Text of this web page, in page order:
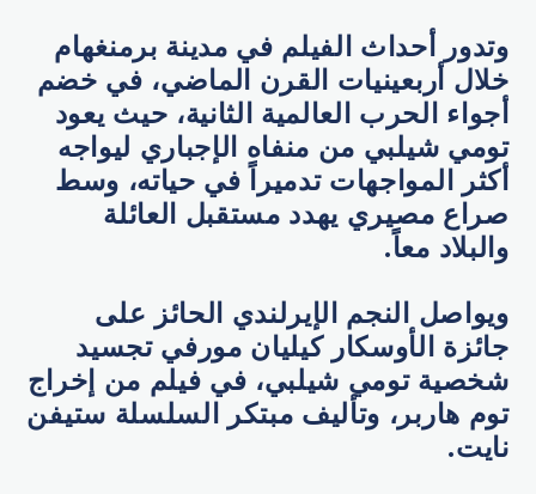
وتدور أحداث الفيلم في مدينة برمنغهام
خلال أربعينيات القرن الماضي، في خضم
أجواء الحرب العالمية الثانية، حيث يعود
تومي شيلبي من منفاه الإجباري ليواجه
أكثر المواجهات تدميراً في حياته، وسط
صراع مصيري يهدد مستقبل العائلة
والبلاد معاً.
ويواصل النجم الإيرلندي الحائز على
جائزة الأوسكار كيليان مورفي تجسيد
شخصية تومي شيلبي، في فيلم من إخراج
توم هاربر، وتأليف مبتكر السلسلة ستيفن
نايت.